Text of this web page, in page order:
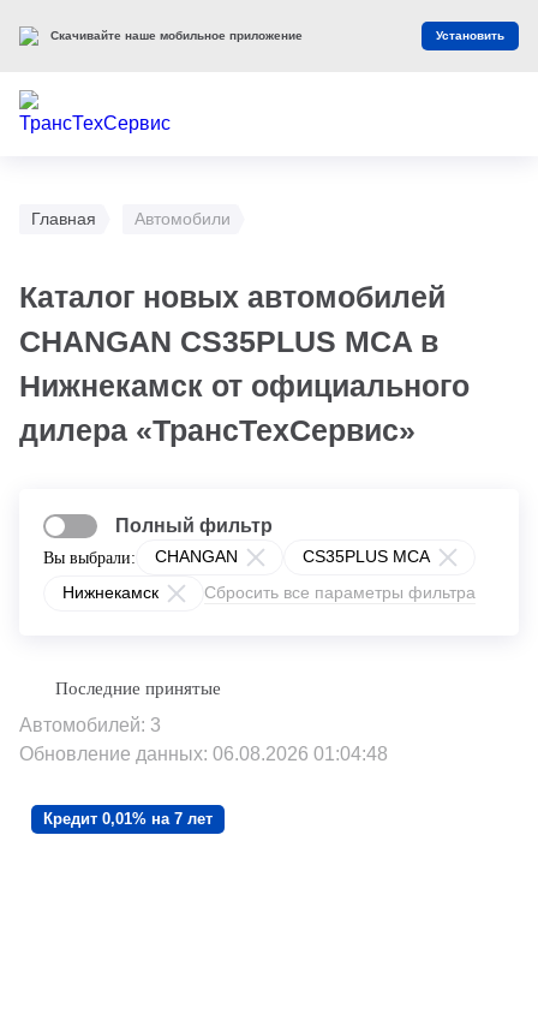
Главная Автомобили
Каталог новых автомобилей
CHANGAN CS35PLUS MCA в
Нижнекамск от официального
дилера «ТрансТехСервис»
Вы выбрали: CHANGAN
CS35PLUS MCA
Нижнекамск
Сбросить все параметры фильтра
Полный фильтр
Автомобилей: 3
Обновление данных: 06.08.2026 01:04:48
Кредит 0,01% на 7 лет
Скачивайте наше мобильное приложение Установить